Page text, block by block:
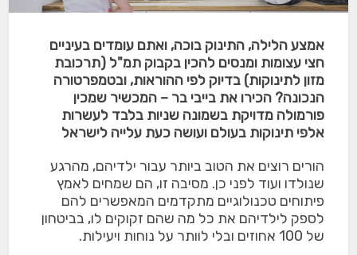
אמצע הלילה, התינוק בוכה, ואתם עומדים בעיניים
חצי עצומות ומנסים להכין בקבוק תמ"ל (תרכובת
מזון לתינוקות) בדיוק לפי ההוראות, ובטמפרטורה
הנכונה? הכירו את בייבי בר – המכשיר שמכין
פורמולה מדויקת בשמונה שניות בלבד לעשרות
אלפי תינוקות בעולם ועושה כעת עלייה לישראל
הורים רוצים את הטוב ביותר עבור ילדיהם, מהרגע
שנולדו ועוד לפני כן. מסיבה זו, הם שמחים לאמץ
פיתוחים טכנולוגיים מתקדמים המאפשרים להם
לספק לילדיהם את כל מה שהם זקוקים לו, בביטחון
של 100 אחוזים ובלי לוותר על נוחות ויעילות.